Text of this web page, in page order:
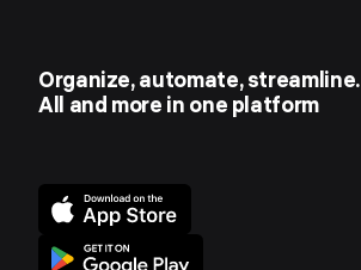
Organize, automate, streamline.
All and more in one platform